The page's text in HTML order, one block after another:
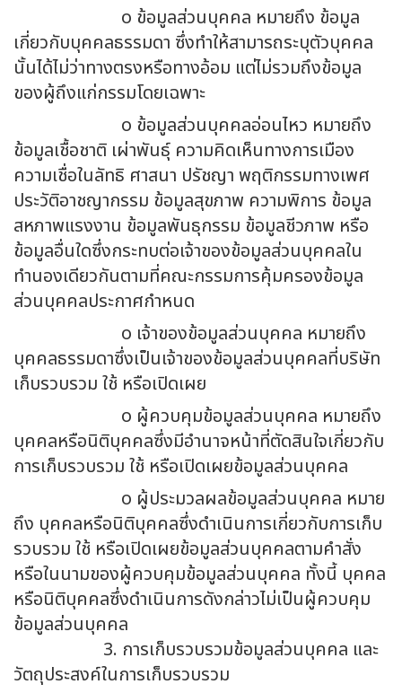
o ข้อมูลส่วนบุคคล หมายถึง ข้อมูล
เกี่ยวกับบุคคลธรรมดา ซึ่งทำให้สามารถระบุตัวบุคคล
นั้นได้ไม่ว่าทางตรงหรือทางอ้อม แต่ไม่รวมถึงข้อมูล
ของผู้ถึงแก่กรรมโดยเฉพาะ
o ข้อมูลส่วนบุคคลอ่อนไหว หมายถึง
ข้อมูลเชื้อชาติ เผ่าพันธุ์ ความคิดเห็นทางการเมือง
ความเชื่อในลัทธิ ศาสนา ปรัชญา พฤติกรรมทางเพศ
ประวัติอาชญากรรม ข้อมูลสุขภาพ ความพิการ ข้อมูล
สหภาพแรงงาน ข้อมูลพันธุกรรม ข้อมูลชีวภาพ หรือ
ข้อมูลอื่นใดซึ่งกระทบต่อเจ้าของข้อมูลส่วนบุคคลใน
ทำนองเดียวกันตามที่คณะกรรมการคุ้มครองข้อมูล
ส่วนบุคคลประกาศกำหนด
o เจ้าของข้อมูลส่วนบุคคล หมายถึง
บุคคลธรรมดาซึ่งเป็นเจ้าของข้อมูลส่วนบุคคลที่บริษัท
เก็บรวบรวม ใช้ หรือเปิดเผย
o ผู้ควบคุมข้อมูลส่วนบุคคล หมายถึง
บุคคลหรือนิติบุคคลซึ่งมีอำนาจหน้าที่ตัดสินใจเกี่ยวกับ
การเก็บรวบรวม ใช้ หรือเปิดเผยข้อมูลส่วนบุคคล
o ผู้ประมวลผลข้อมูลส่วนบุคคล หมาย
ถึง บุคคลหรือนิติบุคคลซึ่งดำเนินการเกี่ยวกับการเก็บ
รวบรวม ใช้ หรือเปิดเผยข้อมูลส่วนบุคคลตามคำสั่ง
หรือในนามของผู้ควบคุมข้อมูลส่วนบุคคล ทั้งนี้ บุคคล
หรือนิติบุคคลซึ่งดำเนินการดังกล่าวไม่เป็นผู้ควบคุม
ข้อมูลส่วนบุคคล
3. การเก็บรวบรวมข้อมูลส่วนบุคคล และ
วัตถุประสงค์ในการเก็บรวบรวม